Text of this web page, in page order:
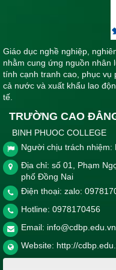
Giáo dục nghề nghiệp,
nhằm cung ứng nguồn nhân
tính cạnh tranh cao, phục vụ
cả nước và xuất khẩu lao
tế.
TRƯỜNG CAO
BINH PHUOC COLLEGE
Người chịu trách nhiệm:
Địa chỉ: số 01, Phạm
phố Đồng Nai
Điện thoại: zalo:
Hotline: 0978170456
Email: info@cdbp.edu.vn
Website: http://